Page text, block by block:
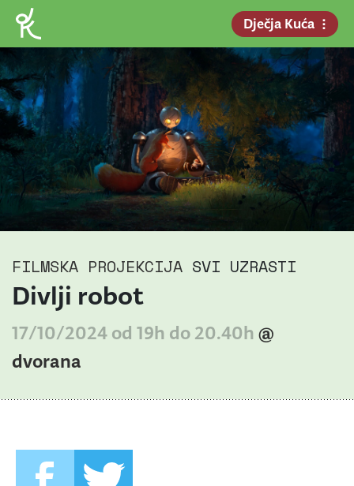
Dječja Kuća
FILMSKA PROJEKCIJA SVI UZRASTI
Divlji robot
17/10/2024 od 19h do 20.40h @
dvorana